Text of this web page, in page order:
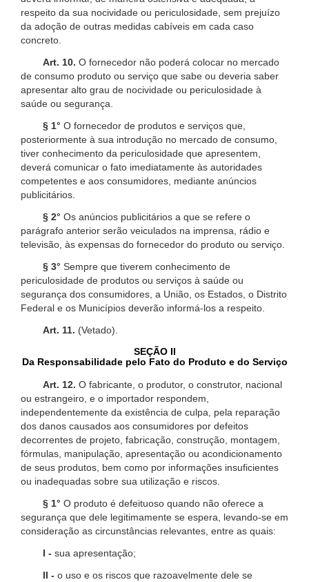
respeito da sua nocividade ou periculosidade, sem prejuízo
da adoção de outras medidas cabíveis em cada caso
concreto.
Art. 10. O fornecedor não poderá colocar no mercado
de consumo produto ou serviço que sabe ou deveria saber
apresentar alto grau de nocividade ou periculosidade à
saúde ou segurança.
§ 1° O fornecedor de produtos e serviços que,
posteriormente à sua introdução no mercado de consumo,
tiver conhecimento da periculosidade que apresentem,
deverá comunicar o fato imediatamente às autoridades
competentes e aos consumidores, mediante anúncios
publicitários.
§ 2° Os anúncios publicitários a que se refere o
parágrafo anterior serão veiculados na imprensa, rádio e
televisão, às expensas do fornecedor do produto ou serviço.
§ 3° Sempre que tiverem conhecimento de
periculosidade de produtos ou serviços à saúde ou
segurança dos consumidores, a União, os Estados, o Distrito
Federal e os Municípios deverão informá-los a respeito.
Art. 11. (Vetado).
SEÇÃO II
Da Responsabilidade pelo Fato do Produto e do Serviço
Art. 12. O fabricante, o produtor, o construtor, nacional
ou estrangeiro, e o importador respondem,
independentemente da existência de culpa, pela reparação
dos danos causados aos consumidores por defeitos
decorrentes de projeto, fabricação, construção, montagem,
fórmulas, manipulação, apresentação ou acondicionamento
de seus produtos, bem como por informações insuficientes
ou inadequadas sobre sua utilização e riscos.
§ 1° O produto é defeituoso quando não oferece a
segurança que dele legitimamente se espera, levando-se em
consideração as circunstâncias relevantes, entre as quais:
I - sua apresentação;
II - o uso e os riscos que razoavelmente dele se